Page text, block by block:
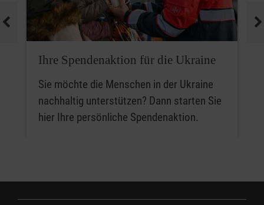
Ihre Spendenaktion für die Ukraine
Sie möchte die Menschen in der Ukraine
nachhaltig unterstützen? Dann starten Sie
hier Ihre persönliche Spendenaktion.